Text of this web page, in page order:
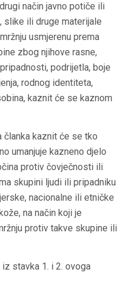
način javno potiče ili
slike ili druge materijale
usmjerenu prema
zbog njihove rasne,
podrijetla, boje
rodnog identiteta,
kaznit će se kaznom
članka kaznit će se tko
umanjuje kazneno djelo
protiv čovječnosti ili
skupini ljudi ili pripadniku
nacionalne ili etničke
na način koji je
protiv takve skupine ili
stavka 1. i 2. ovoga